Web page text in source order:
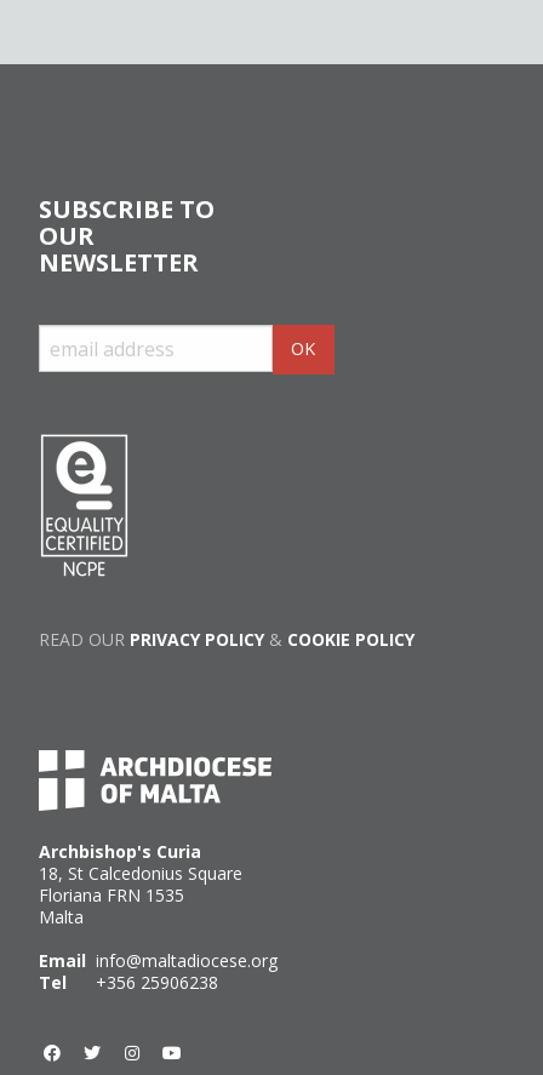
Archbishop's Curia
18, St Calcedonius Square
Floriana FRN 1535
Malta
Email info@maltadiocese.org
Tel +356 25906238
SUBSCRIBE TO
OUR
NEWSLETTER
READ OUR PRIVACY POLICY& COOKIE POLICY